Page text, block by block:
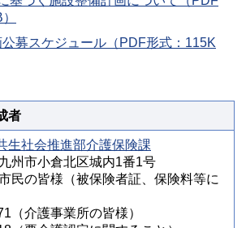
募スケジュール（PDF形式：115K
者
生社会推進部介護保険課
州市小倉北区城内1番1号
民の皆様（被保険者証、保険料等に
介護事業所の皆様）